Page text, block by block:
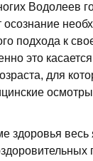
Водолеев
подхода к
это
для
осмотры
здоровья весь